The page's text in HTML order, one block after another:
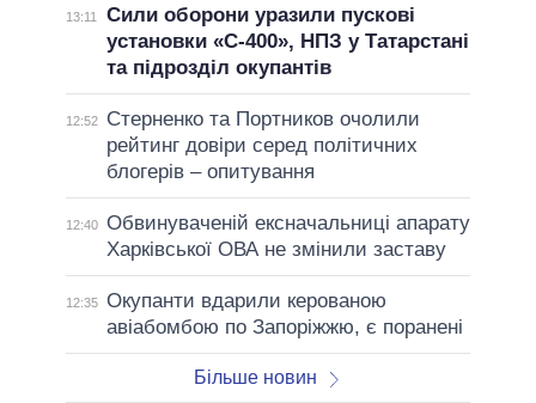
13:11
Сили оборони уразили пускові
установки «С-400», НПЗ у Татарстані
та підрозділ окупантів
12:52
Стерненко та Портников очолили
рейтинг довіри серед політичних
блогерів – опитування
12:40 Обвинуваченій ексначальниці апарату
Харківської ОВА не змінили заставу
12:35 Окупанти вдарили керованою
авіабомбою по Запоріжжю, є поранені
Більше новин